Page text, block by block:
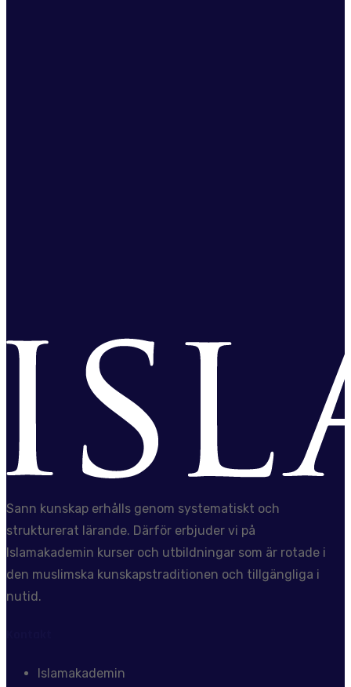
Sann kunskap erhålls genom systematiskt och
strukturerat lärande. Därför erbjuder vi på
Islamakademin kurser och utbildningar som är rotade i
den muslimska kunskapstraditionen och tillgängliga i
nutid.
Islamakademin